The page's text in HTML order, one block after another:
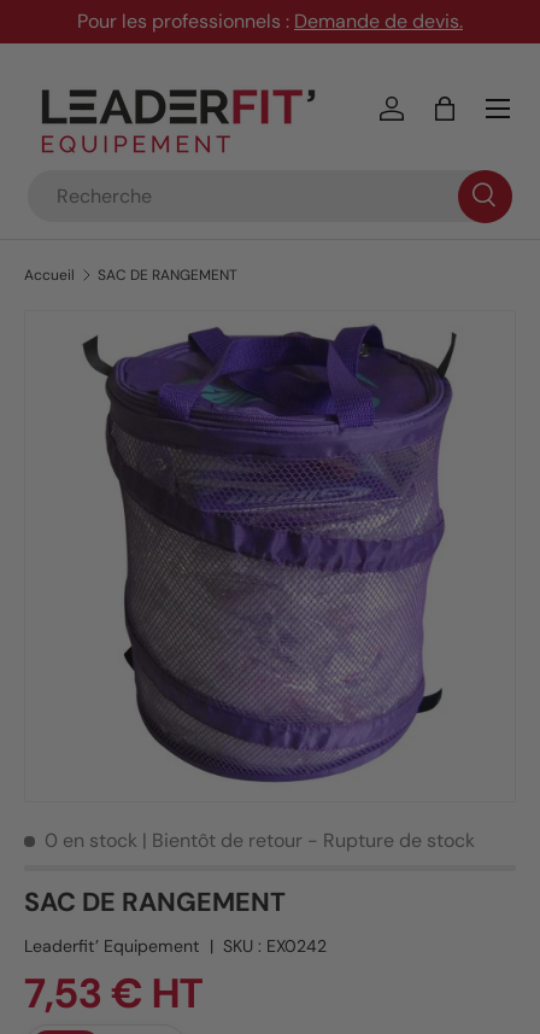
Aller au contenu
Pour les professionnels : Demande de devis.
Se connecter
Panier
Menu
Accueil SAC DE RANGEMENT
Passer aux informations produits
0 en stock | Bientôt de retour - Rupture de stock
SAC DE RANGEMENT
Leaderfit’ Equipement | SKU : EX0242
7,53 € HT